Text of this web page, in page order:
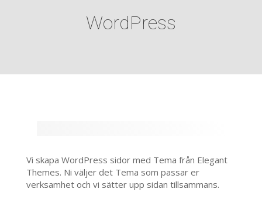
WordPress
Vi skapa WordPress sidor med Tema från Elegant
Themes. Ni väljer det Tema som passar er
verksamhet och vi sätter upp sidan tillsammans.